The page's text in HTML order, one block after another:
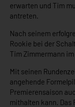
erwarten und Tim
antreten.
Nach seinem
Rookie bei der
Tim Zimmermann
Mit seinen
angehende
Premierensaison
mithalten kann.